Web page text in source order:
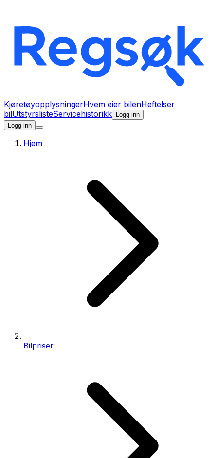
KjøretøyopplysningerHvem eier bilenHeftelser
bilUtstyrslisteServicehistorikk Logg inn
Logg inn
Hjem
Bilpriser